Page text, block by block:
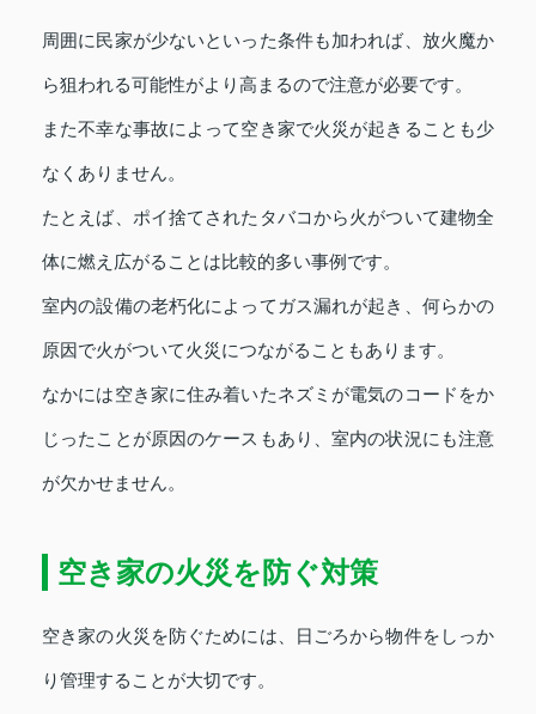
周囲に民家が少ないといった条件も加われば、放火魔か
ら狙われる可能性がより高まるので注意が必要です。
また不幸な事故によって空き家で火災が起きることも少
なくありません。
たとえば、ポイ捨てされたタバコから火がついて建物全
体に燃え広がることは比較的多い事例です。
室内の設備の老朽化によってガス漏れが起き、何らかの
原因で火がついて火災につながることもあります。
なかには空き家に住み着いたネズミが電気のコードをか
じったことが原因のケースもあり、室内の状況にも注意
が欠かせません。
空き家の火災を防ぐ対策
空き家の火災を防ぐためには、日ごろから物件をしっか
り管理することが大切です。